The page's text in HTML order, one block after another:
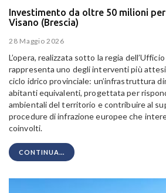
Investimento da oltre 50 milioni
Visano (Brescia)
28 Maggio 2026
L’opera, realizzata sotto la regia
rappresenta uno degli interventi più
ciclo idrico provinciale: un’infrastruttura
abitanti equivalenti, progettata per
ambientali del territorio e contribuire al
procedure di infrazione europee che
coinvolti.
CONTINUA...